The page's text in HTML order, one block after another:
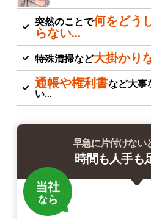
突然のことで何をどう
らない…
特殊清掃など大掛かり
通帳や権利書など大事
い…
早急に片付けない
時間も人手も